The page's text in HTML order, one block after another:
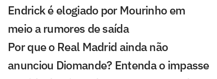
Endrick é elogiado por Mourinho em
meio a rumores de saída
Por que o Real Madrid ainda não
anunciou Diomande? Entenda o impasse